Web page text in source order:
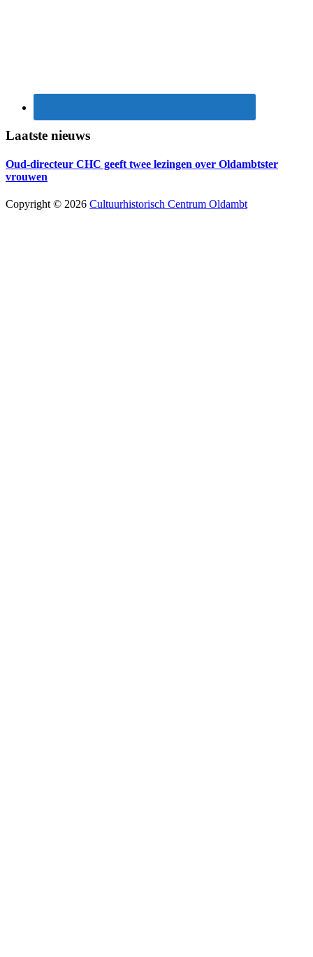
Laatste nieuws
Oud-directeur CHC geeft twee lezingen over Oldambtster
vrouwen
Copyright © 2026 Cultuurhistorisch Centrum Oldambt